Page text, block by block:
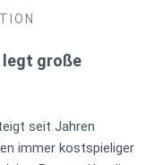
legt große
seit Jahren
immer kostspieliger